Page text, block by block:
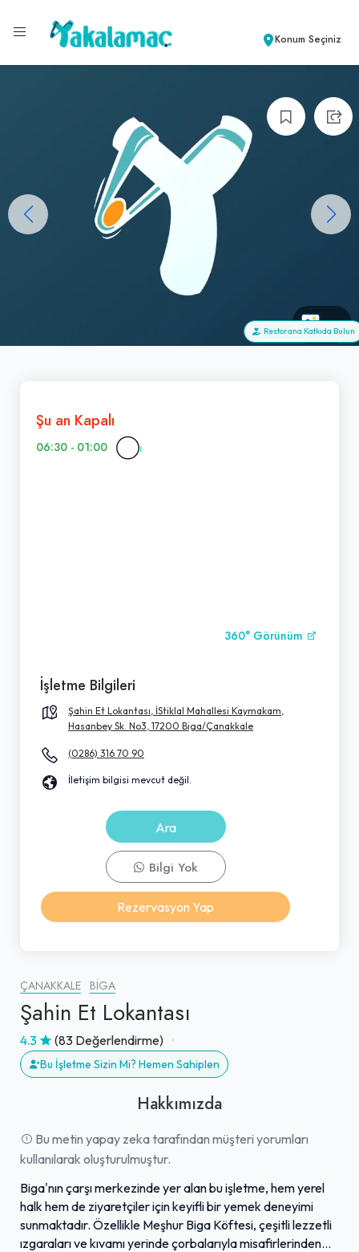
Konum Seçiniz
+0
Restorana Katkıda Bulun
ÇANAKKALE BIGA
Şahin Et Lokantası
4.3 (83 Değerlendirme)
Bu İşletme Sizin Mi? Hemen Sahiplen
Hakkımızda
Bu metin yapay zeka tarafından müşteri yorumları
kullanılarak oluşturulmuştur.
Biga'nın çarşı merkezinde yer alan bu işletme, hem yerel
halk hem de ziyaretçiler için keyifli bir yemek deneyimi
sunmaktadır. Özellikle Meşhur Biga Köftesi, çeşitli lezzetli
ızgaraları ve kıvamı yerinde çorbalarıyla misafirlerinden
Şu an Kapalı
06:30 - 01:00
360° Görünüm
İşletme Bilgileri
Şahin Et Lokantası, İStiklal Mahallesi Kaymakam,
Hasanbey Sk. No3, 17200 Biga/Çanakkale
(0286) 316 70 90
İletişim bilgisi mevcut değil.
Ara
Bilgi Yok
Rezervasyon Yap